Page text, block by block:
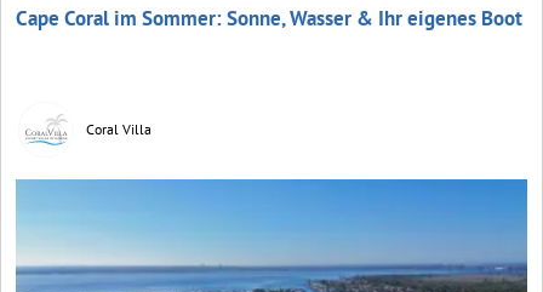
Cape Coral im Sommer: Sonne, Wasser & Ihr eigenes Boot
Coral Villa